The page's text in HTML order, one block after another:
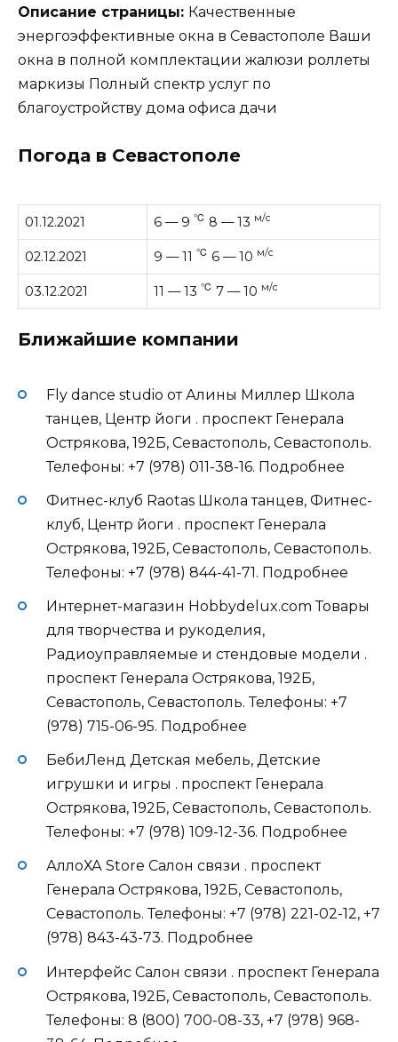
Описание страницы: Качественные
энергоэффективные окна в Севастополе Ваши
окна в полной комплектации жалюзи роллеты
маркизы Полный спектр услуг по
благоустройству дома офиса дачи
Погода в Севастополе
01.12.2021 6 — 9℃ 8 — 13 м/с
02.12.2021 9 — 11℃ 6 — 10 м/с
03.12.2021 11 — 13℃ 7 — 10 м/с
Ближайшие компании
Fly dance studio от Алины Миллер Школа
танцев, Центр йоги . проспект Генерала
Острякова, 192Б, Севастополь, Севастополь.
Телефоны: +7 (978) 011-38-16. Подробнее
Фитнес-клуб Raotas Школа танцев, Фитнес-
клуб, Центр йоги . проспект Генерала
Острякова, 192Б, Севастополь, Севастополь.
Телефоны: +7 (978) 844-41-71. Подробнее
Интернет-магазин Hobbydelux.com Товары
для творчества и рукоделия,
Радиоуправляемые и стендовые модели .
проспект Генерала Острякова, 192Б,
Севастополь, Севастополь. Телефоны: +7
(978) 715-06-95. Подробнее
БебиЛенд Детская мебель, Детские
игрушки и игры . проспект Генерала
Острякова, 192Б, Севастополь, Севастополь.
Телефоны: +7 (978) 109-12-36. Подробнее
АллоХА Store Салон связи . проспект
Генерала Острякова, 192Б, Севастополь,
Севастополь. Телефоны: +7 (978) 221-02-12, +7
(978) 843-43-73. Подробнее
Интерфейс Салон связи . проспект Генерала
Острякова, 192Б, Севастополь, Севастополь.
Телефоны: 8 (800) 700-08-33, +7 (978) 968-